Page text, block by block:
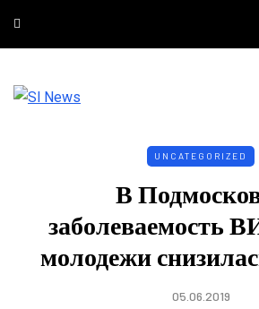
UNCATEGORIZED
В
заболеваемость
молодежи
05.06.2019